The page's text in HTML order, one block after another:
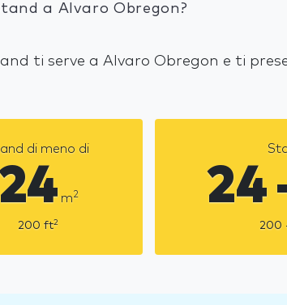
a Alvaro Obregon?
ti serve a Alvaro Obregon e ti
di meno di
m2
200 ft2
24
200